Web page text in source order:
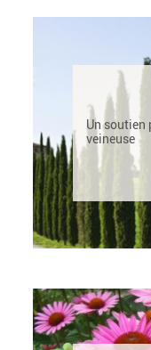
Un soutien
veineuse